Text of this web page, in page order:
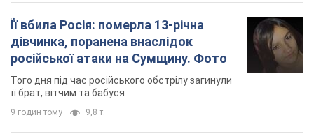
Її вбила Росія: померла 13-річна
дівчинка, поранена внаслідок
російської атаки на Сумщину. Фото
Того дня під час російського обстрілу загинули
її брат, вітчим та бабуся
9 годин тому 9,8 т.